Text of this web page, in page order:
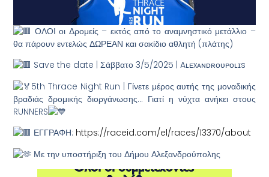
ΟΛΟΙ οι Δρομείς – εκτός από το αναμνηστικό μετάλλιο –
θα πάρουν εντελώς ΔΩΡΕΑΝ και σακίδιο αθλητή (πλάτης)
Save the date | Σάββατο 3/5/2025 | Aʟᴇxᴀɴᴅʀᴏᴜᴘᴏʟɪs
5th Thrace Night Run | Γίνετε μέρος αυτής της μοναδικής
βραδιάς δρομικής διοργάνωσης… Γιατί η νύχτα ανήκει στους
RUNNERS
ΕΓΓΡΑΦΗ: https://raceid.com/el/races/13370/about
Με την υποστήριξη του Δήμου Αλεξανδρούπολης